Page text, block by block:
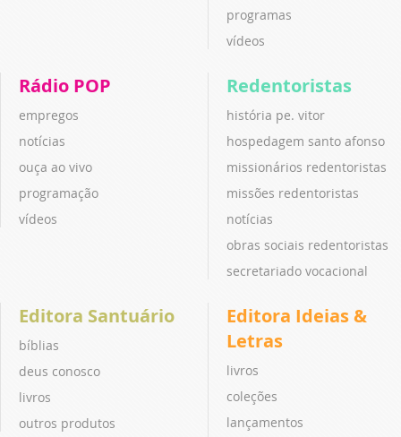
programas
vídeos
Rádio POP
empregos
notícias
ouça ao vivo
programação
vídeos
Redentoristas
história pe. vitor
hospedagem santo afonso
missionários redentoristas
missões redentoristas
notícias
obras sociais redentoristas
secretariado vocacional
Editora Santuário
bíblias
deus conosco
livros
outros produtos
Editora Ideias &
Letras
livros
coleções
lançamentos